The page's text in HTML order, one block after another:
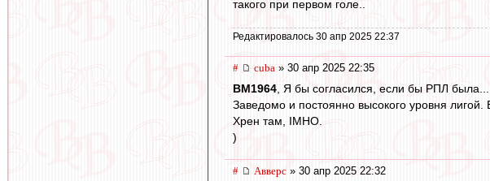
такого при первом голе..
Редактировалось 30 апр 2025 22:37
# cuba » 30 апр 2025 22:35
BM1964, Я бы согласился, если бы РПЛ была...,
Заведомо и постоянно высокого уровня
Хрен там, IMHO.
)
# Авверс » 30 апр 2025 22:32